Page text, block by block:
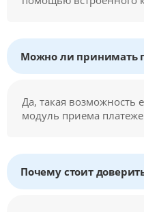
Можно ли принимать
Да, такая возможность
модуль приема
Почему стоит